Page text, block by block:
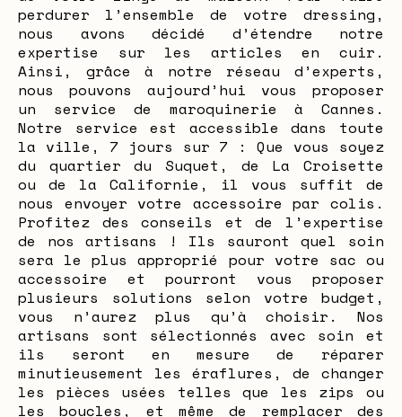
perdurer l’ensemble de votre dressing,
nous avons décidé d’étendre notre
expertise sur les articles en cuir.
Ainsi, grâce à notre réseau d’experts,
nous pouvons aujourd’hui vous proposer
un service de maroquinerie à Cannes.
Notre service est accessible dans toute
la ville, 7 jours sur 7 : Que vous soyez
du quartier du Suquet, de La Croisette
ou de la Californie, il vous suffit de
nous envoyer votre accessoire par colis.
Profitez des conseils et de l’expertise
de nos artisans ! Ils sauront quel soin
sera le plus approprié pour votre sac ou
accessoire et pourront vous proposer
plusieurs solutions selon votre budget,
vous n’aurez plus qu’à choisir. Nos
artisans sont sélectionnés avec soin et
ils seront en mesure de réparer
minutieusement les éraflures, de changer
les pièces usées telles que les zips ou
les boucles, et même de remplacer des